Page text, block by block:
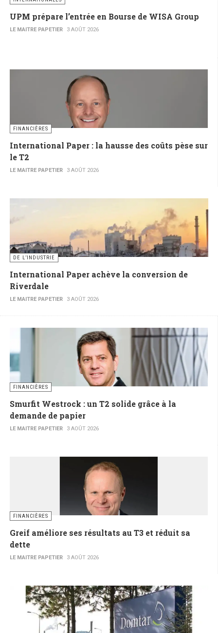
UPM prépare l’entrée en Bourse de WISA Group
LE MAITRE PAPETIER 3 AOÛT 2026
FINANCIÈRES
International Paper : la hausse des coûts pèse sur
le T2
LE MAITRE PAPETIER 3 AOÛT 2026
DE L’INDUSTRIE
International Paper achève la conversion de
Riverdale
LE MAITRE PAPETIER 3 AOÛT 2026
FINANCIÈRES
Smurfit Westrock : un T2 solide grâce à la
demande de papier
LE MAITRE PAPETIER 3 AOÛT 2026
FINANCIÈRES
Greif améliore ses résultats au T3 et réduit sa
dette
LE MAITRE PAPETIER 3 AOÛT 2026